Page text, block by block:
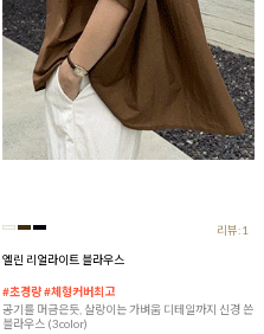
리뷰:1
엘린 리얼라이트 블라우스
#초경량 #체형커버최고
공기를 머금은듯, 살랑이는 가벼움 디테일까지 신경 쓴
블라우스 (3color)